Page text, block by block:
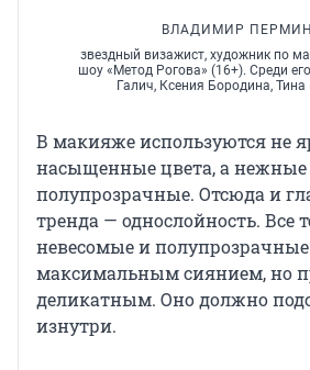
ВЛАДИМИР
звездный визажист, художник по
шоу «Метод Рогова» (16+). Среди
Галич, Ксения Бородина, Тина
В макияже используются не
насыщенные цвета, а
полупрозрачные. Отсюда и
тренда — однослойность. Все
невесомые и
максимальным сиянием, но
деликатным. Оно должно
изнутри.